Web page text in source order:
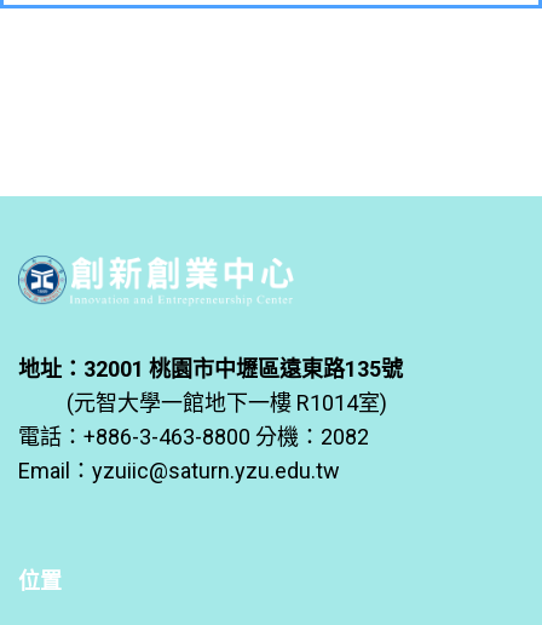
地址：32001 桃園市中壢區遠東路135號
(元智大學一館地下一樓 R1014室)
電話：+886-3-463-8800 分機：2082
Email： yzuiic@saturn.yzu.edu.tw
位置